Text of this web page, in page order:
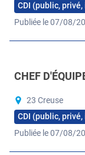
CDI (public,
Publiée le 07/08/
CHEF
23 Creuse
CDI (public,
Publiée le 07/08/